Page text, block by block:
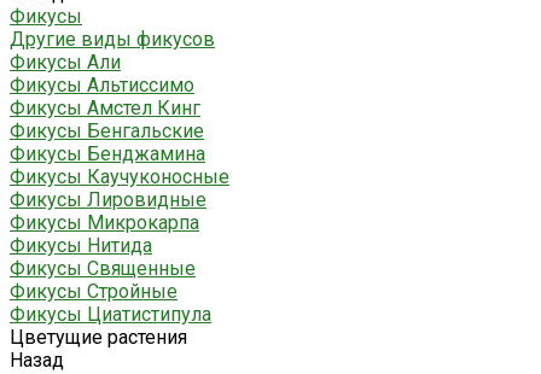
Фикусы
Другие виды фикусов
Фикусы Али
Фикусы Альтиссимо
Фикусы Амстел Кинг
Фикусы Бенгальские
Фикусы Бенджамина
Фикусы Каучуконосные
Фикусы Лировидные
Фикусы Микрокарпа
Фикусы Нитида
Фикусы Священные
Фикусы Стройные
Фикусы Циатистипула
Цветущие растения
Назад